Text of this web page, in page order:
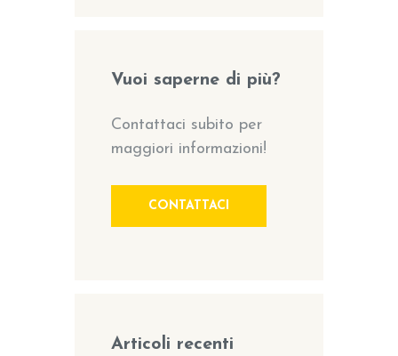
Vuoi saperne di più?
Contattaci subito per
maggiori informazioni!
CONTATTACI
Articoli recenti